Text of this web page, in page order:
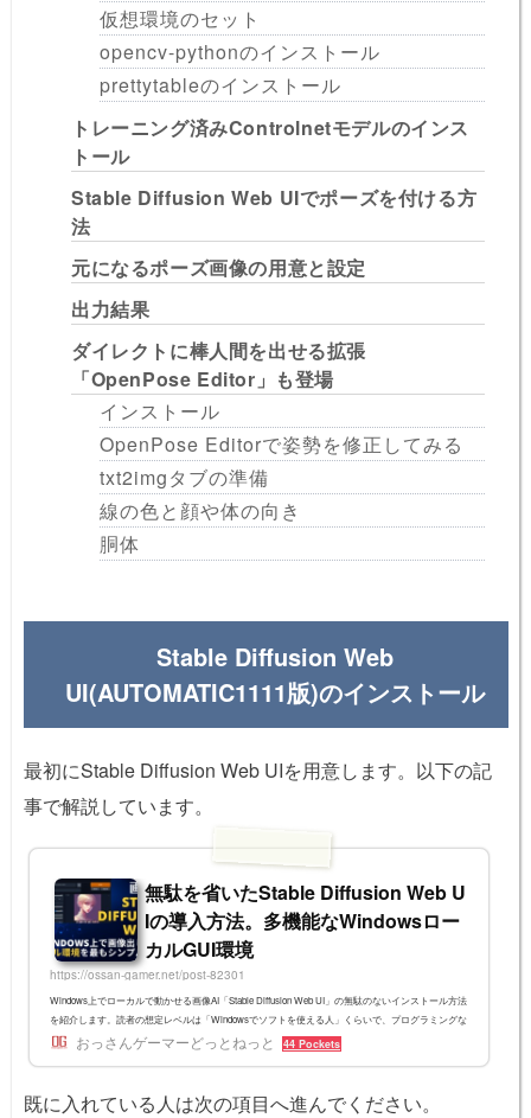
仮想環境のセット
opencv-pythonのインストール
prettytableのインストール
トレーニング済みControlnetモデルのインス
トール
Stable Diffusion Web UIでポーズを付ける方
法
元になるポーズ画像の用意と設定
出力結果
ダイレクトに棒人間を出せる拡張
「OpenPose Editor」も登場
インストール
OpenPose Editorで姿勢を修正してみる
txt2imgタブの準備
線の色と顔や体の向き
胴体
Stable Diffusion Web
UI(AUTOMATIC1111版)のインストール
最初にStable Diffusion Web UIを用意します。以下の記
事で解説しています。
無駄を省いたStable Diffusion Web U
Iの導入方法。多機能なWindowsロー
カルGUI環境
https://ossan-gamer.net/post-82301
Windows上でローカルで動かせる画像AI「Stable Diffusion Web UI」の無駄のないインストール方法
を紹介します。読者の想定レベルは「Windowsでソフトを使える人」くらいで、プログラミングな
どがわからなくても大丈夫です。※5/12 説明順を少し変えました。Stable DIffusion Web UIとはブラ
がインストールもシンプルかつ多機能なので紹介します。AU...
おっさんゲーマーどっとねっと 44 Pockets
既に入れている人は次の項目へ進んでください。